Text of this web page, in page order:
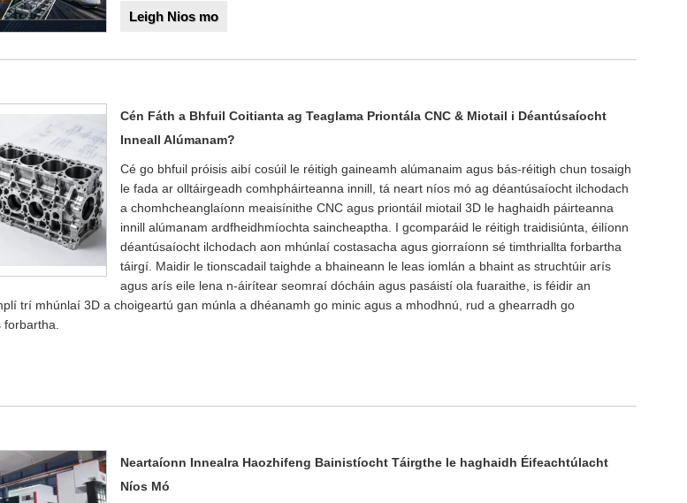
Leigh Nios mo
Cén Fáth a Bhfuil Coitianta ag Teaglama Priontála CNC & Miotail i Déantúsaíocht
Inneall Alúmanam?
Cé go bhfuil próisis aibí cosúil le réitigh gaineamh alúmanaim agus bás-réitigh chun tosaigh
le fada ar olltáirgeadh comhpháirteanna innill, tá neart níos mó ag déantúsaíocht ilchodach
a chomhcheanglaíonn meaisínithe CNC agus priontáil miotail 3D le haghaidh páirteanna
innill alúmanam ardfheidhmíochta saincheaptha. I gcomparáid le réitigh traidisiúnta, éilíonn
déantúsaíocht ilchodach aon mhúnlaí costasacha agus giorraíonn sé timthriallta forbartha
táirgí. Maidir le tionscadail taighde a bhaineann le leas iomlán a bhaint as struchtúir arís
agus arís eile lena n-áirítear seomraí dócháin agus pasáistí ola fuaraithe, is féidir an
trí mhúnlaí 3D a choigeartú gan múnla a dhéanamh go minic agus a mhodhnú, rud a ghearradh go
Neartaíonn Innealra Haozhifeng Bainistíocht Táirgthe le haghaidh Éifeachtúlacht
Níos Mó